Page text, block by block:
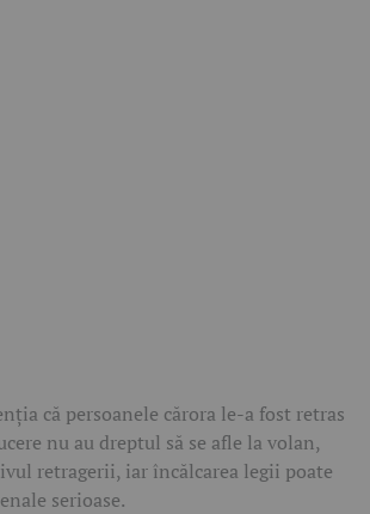
că persoanele cărora le-a fost retras
nu au dreptul să se afle la volan,
retragerii, iar încălcarea legii poate
serioase.